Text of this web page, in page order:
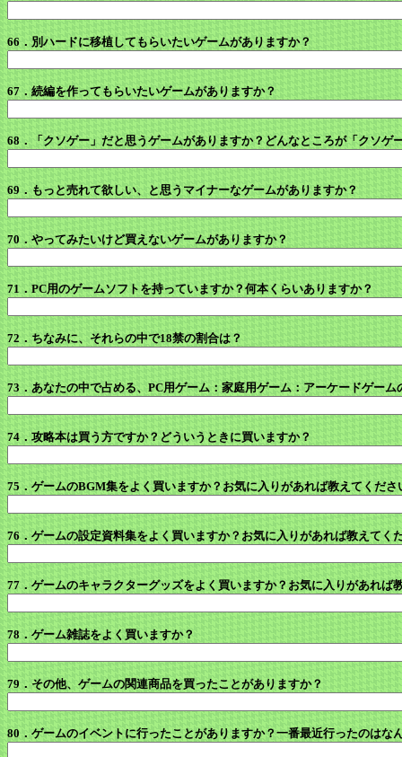
66．別ハードに移植してもらいたいゲームがありますか？
67．続編を作ってもらいたいゲームがありますか？
68．「クソゲー」だと思うゲームがありますか？どんなところが「クソゲ
69．もっと売れて欲しい、と思うマイナーなゲームがありますか？
70．やってみたいけど買えないゲームがありますか？
71．PC用のゲームソフトを持っていますか？何本くらいありますか？
72．ちなみに、それらの中で18禁の割合は？
73．あなたの中で占める、PC用ゲーム：家庭用ゲーム：アーケードゲー
74．攻略本は買う方ですか？どういうときに買いますか？
75．ゲームのBGM集をよく買いますか？お気に入りがあれば教えてくださ
76．ゲームの設定資料集をよく買いますか？お気に入りがあれば教えてく
77．ゲームのキャラクターグッズをよく買いますか？お気に入りがあれば
78．ゲーム雑誌をよく買いますか？
79．その他、ゲームの関連商品を買ったことがありますか？
80．ゲームのイベントに行ったことがありますか？一番最近行ったのはな